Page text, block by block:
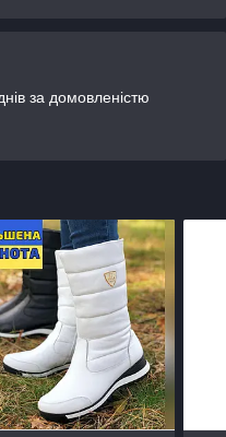
за домовленістю